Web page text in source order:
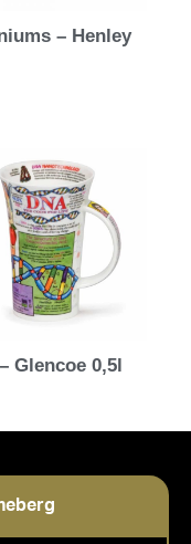
– Henley
Glencoe 0,5l